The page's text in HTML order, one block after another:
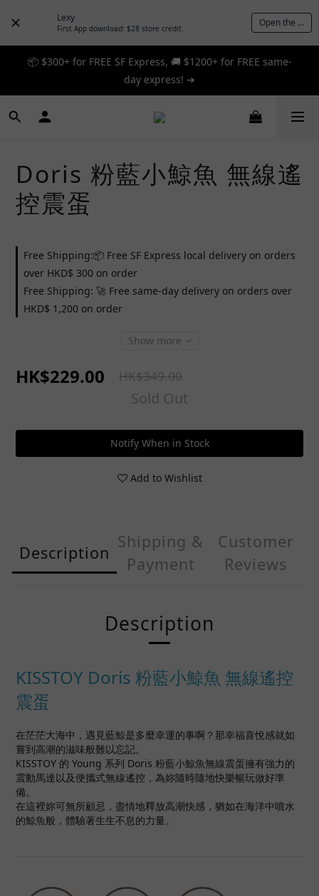
Lexy
First App download: $28 store credit. Open the App
📦 $300+ for FREE SF Express, 🚚 $1200+ for FREE same-
day express! ➔
📦 $300+ for FREE SF Express, 🚚 $1200+ for FREE same-
day express! ➔
🎉 12% off your first order — Join now! ➔
📦 $300+ for FREE SF Express, 🚚 $1200+ for FREE same-
day express! ➔
Doris 粉藍小鯨魚 無線遙
控震蛋
Free Shipping:📦 Free SF Express local delivery on orders
over HKD$ 300 on order
Free Shipping: 🚀 Free same-day delivery on orders over
HKD$ 1,200 on order
Show more
HK$229.00 HK$349.00
Sold Out
Notify When in Stock
Add to Wishlist
Description
Shipping &
Payment
Customer
Reviews
Description
KISSTOY Doris 粉藍小鯨魚 無線遙控
震蛋
在茫茫大海中，遇見藍鯨是多麼幸運的事啊？那幸福喜悅感就如
嘗到高潮的滋味般難以忘記。
KISSTOY 的 Young 系列 Doris 粉藍小鯨魚無線震蛋擁有強力的
震動馬達以及便攜式無線遙控，為妳隨時隨地快樂暢玩做好準
備。
在這裡妳可無所顧忌，盡情地釋放高潮快感，猶如在海洋中噴水
的鯨魚般，體驗著生生不息的力量。